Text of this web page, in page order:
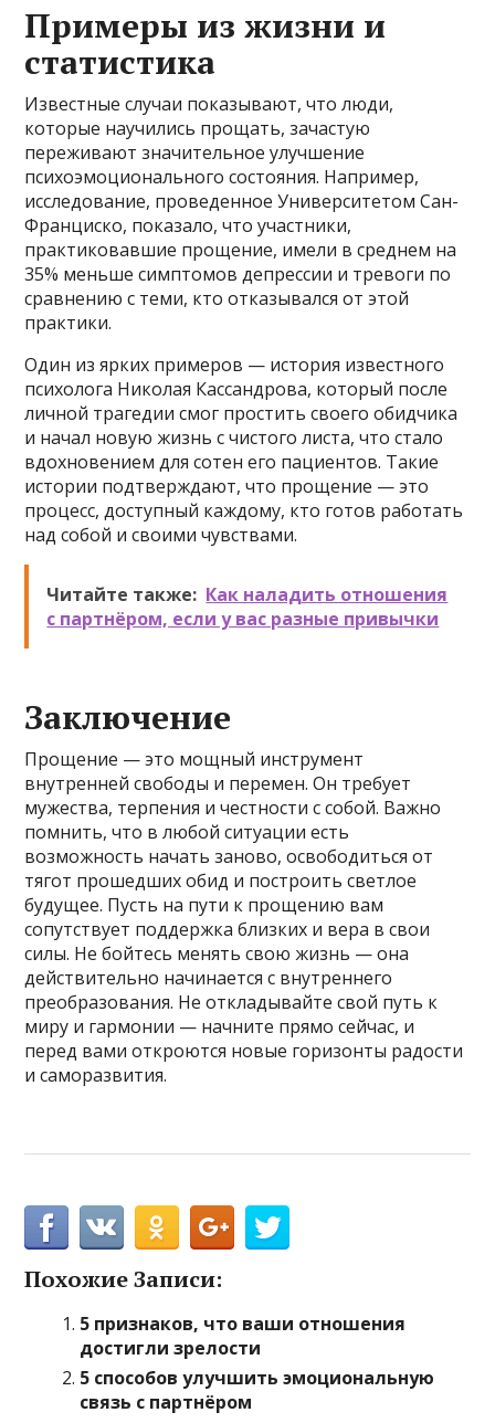
Примеры из жизни и
статистика
Известные случаи показывают, что люди,
которые научились прощать, зачастую
переживают значительное улучшение
психоэмоционального состояния. Например,
исследование, проведенное Университетом Сан-
Франциско, показало, что участники,
практиковавшие прощение, имели в среднем на
35% меньше симптомов депрессии и тревоги по
сравнению с теми, кто отказывался от этой
практики.
Один из ярких примеров — история известного
психолога Николая Кассандрова, который после
личной трагедии смог простить своего обидчика
и начал новую жизнь с чистого листа, что стало
вдохновением для сотен его пациентов. Такие
истории подтверждают, что прощение — это
процесс, доступный каждому, кто готов работать
над собой и своими чувствами.
Читайте также: Как наладить отношения
с партнёром, если у вас разные привычки
Заключение
Прощение — это мощный инструмент
внутренней свободы и перемен. Он требует
мужества, терпения и честности с собой. Важно
помнить, что в любой ситуации есть
возможность начать заново, освободиться от
тягот прошедших обид и построить светлое
будущее. Пусть на пути к прощению вам
сопутствует поддержка близких и вера в свои
силы. Не бойтесь менять свою жизнь — она
действительно начинается с внутреннего
преобразования. Не откладывайте свой путь к
миру и гармонии — начните прямо сейчас, и
перед вами откроются новые горизонты радости
и саморазвития.
Похожие Записи:
5 признаков, что ваши отношения
достигли зрелости
5 способов улучшить эмоциональную
связь с партнёром